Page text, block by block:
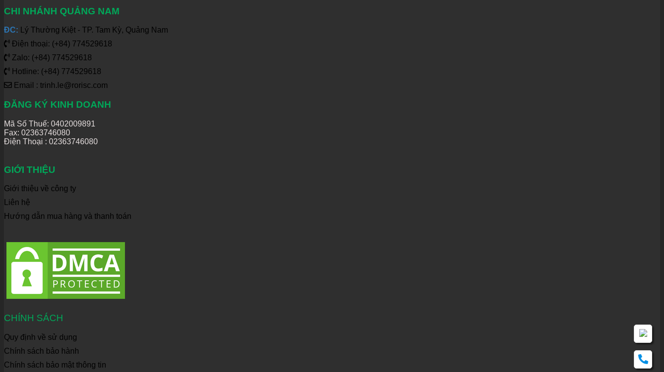
CHI NHÁNH QUẢNG NAM
ĐC: Lý Thường Kiệt - TP. Tam Kỳ, Quảng Nam
Điện thoại: (+84) 774529618
Zalo: (+84) 774529618
Hotline: (+84) 774529618
Email : trinh.le@rorisc.com
ĐĂNG KÝ KINH DOANH
Mã Số Thuế: 0402009891
Fax: 02363746080
Điện Thoại : 02363746080
GIỚI THIỆU
Giới thiệu về công ty
Liên hệ
Hướng dẫn mua hàng và thanh toán
CHÍNH SÁCH
Quy định về sử dụng
Chính sách bảo hành
Chính sách bảo mật thông tin